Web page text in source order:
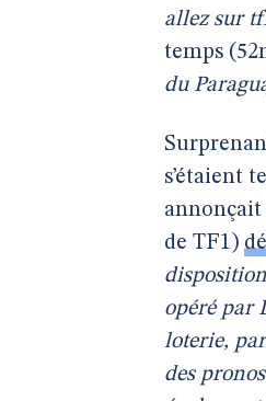
allez sur
temps
du
s’étaient
de TF1)
opéré par
loterie,
des